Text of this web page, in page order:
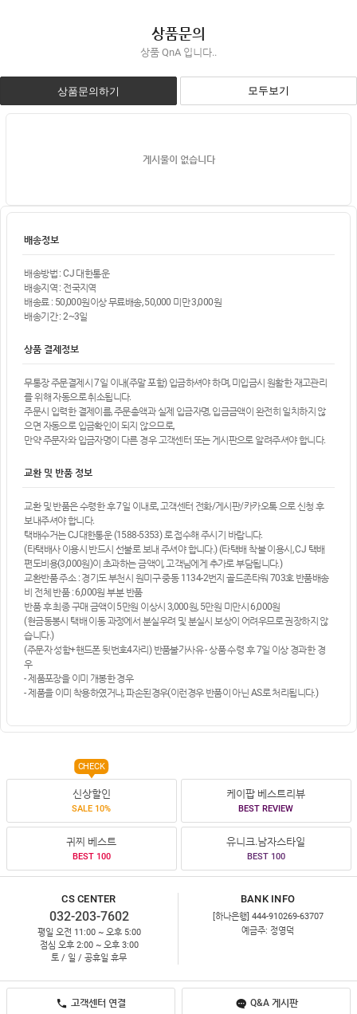
상품문의
상품 QnA 입니다..
상품문의하기 모두보기
게시물이 없습니다
배송정보
배송방법 : CJ 대한통운
배송지역 : 전국지역
배송료 : 50,000원이상 무료배송, 50,000 미만 3,000원
배송기간 : 2~3일
상품 결제정보
무통장 주문결제시 7일 이내(주말 포함) 입금하셔야 하며, 미입금시 원활한 재고관리
를 위해 자동으로 취소됩니다.
주문시 입력한 결제이름, 주문총액과 실제 입금자명, 입금금액이 완전히 일치하지 않
으면 자동으로 입금확인이 되지 않으므로,
만약 주문자와 입금자명이 다른 경우 고객센터 또는 게시판으로 알려주셔야 합니다.
교환 및 반품 정보
교환 및 반품은 수령한 후 7일 이내로, 고객센터 전화/게시판/카카오톡 으로 신청 후
보내주셔야 합니다.
택배수거는 CJ대한통운 (1588-5353) 로 접수해 주시기 바랍니다.
(타택배사 이용시 반드시 선불로 보내 주셔야 합니다.) (타택배 착불 이용시, CJ 택배
편도비용(3,000원)이 초과하는 금액이, 고객님에게 추가로 부담됩니다.)
교환반품 주소 : 경기도 부천시 원미구 중동 1134-2번지 골드존타워 703호 반품배송
비 전체 반품 : 6,000원 부분 반품
반품 후 최종 구매 금액이 5만원 이상시 3,000원, 5만원 미만시 6,000원
(현금동봉시 택배 이동 과정에서 분실우려 및 분실시 보상이 어려우므로 권장하지 않
습니다.)
(주문자 성함+핸드폰 뒷번호4자리) 반품불가사유 - 상품 수령 후 7일 이상 경과한 경
우
- 제품포장을 이미 개봉한 경우
- 제품을 이미 착용하였거나, 파손된경우(이런경우 반품이 아닌 AS로 처리됩니다.)
신상할인
SALE 10%
CHECK
케이팝 베스트리뷰
BEST REVIEW
귀찌 베스트
BEST 100
유니크.남자스타일
BEST 100
CS CENTER
032-203-7602
평일 오전 11:00 ~ 오후 5:00
점심 오후 2:00 ~ 오후 3:00
토 / 일 / 공휴일 휴무
BANK INFO
[하나은행] 444-910269-63707
예금주: 정영덕
고객센터 연결 Q&A 게시판